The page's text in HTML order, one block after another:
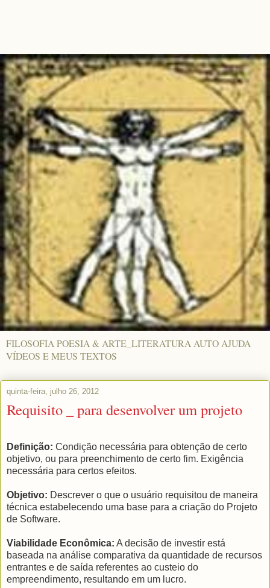
FILOSOFIA POESIA & ARTE_LITERATURA AUTO AJUDA
VÍDEOS E MEUS TEXTOS
quinta-feira, julho 26, 2012
Requisito _ para desenvolver um projeto
Definição: Condição necessária para obtenção de certo
objetivo, ou para preenchimento de certo fim. Exigência
necessária para certos efeitos.
Objetivo: Descrever o que o usuário requisitou de maneira
técnica estabelecendo uma base para a criação do Projeto
de Software.
Viabilidade Econômica: A decisão de investir está
baseada na análise comparativa da quantidade de recursos
entrantes e de saída referentes ao custeio do
empreendimento, resultando em um lucro.